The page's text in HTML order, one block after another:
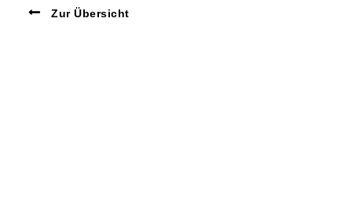
Zur Übersicht